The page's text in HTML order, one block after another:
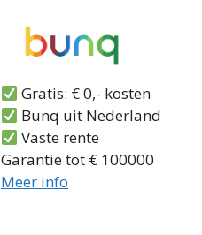
Gratis: € 0,- kosten
Bunq uit Nederland
Vaste rente
Garantie tot € 100000
Meer info